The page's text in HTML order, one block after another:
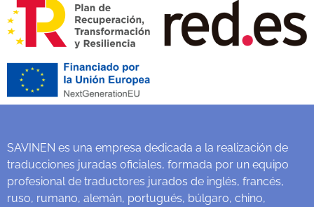
SAVINEN es una empresa dedicada a la realización de
traducciones juradas oficiales, formada por un equipo
profesional de traductores jurados de inglés, francés,
ruso, rumano, alemán, portugués, búlgaro, chino,